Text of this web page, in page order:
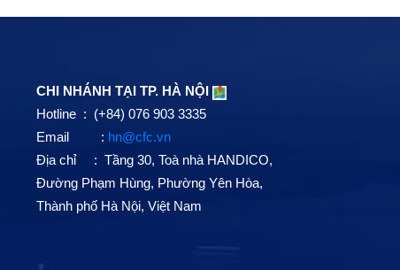
CHI NHÁNH TẠI TP. HÀ NỘI
Hotline : (+84) 076 903 3335
Email : hn@cfc.vn
Địa chỉ : Tầng 30, Toà nhà HANDICO,
Đường Phạm Hùng, Phường Yên Hòa,
Thành phố Hà Nội, Việt Nam